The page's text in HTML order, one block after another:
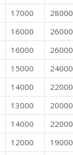
17000 28000
16000 26000
16000 26000
15000 24000
14000 22000
13000 20000
14000 22000
12000 19000